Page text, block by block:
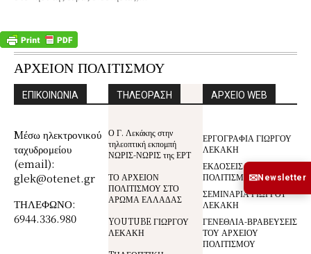
ΑΡΧΕΙΟΝ ΠΟΛΙΤΙΣΜΟΥ
ΕΠΙΚΟΙΝΩΝΙΑ
Mέσω ηλεκτρονικού
ταχυδρομείου
(email):
glek@otenet.gr
ΤΗΛΕΦΩΝΟ:
6944.336.980
ΤΗΛΕΟΡΑΣΗ
Ο Γ. Λεκάκης στην
τηλεοπτική εκπομπή
ΝΩΡΙΣ-ΝΩΡΙΣ της ΕΡΤ
ΤΟ ΑΡΧΕΙΟΝ
ΠΟΛΙΤΙΣΜΟΥ ΣΤΟ
ΑΡΩΜΑ ΕΛΛΑΔΑΣ
YOUTUBE ΓΙΩΡΓΟΥ
ΛΕΚΑΚΗ
ΑΡΧΕΙΟ WEB
ΕΡΓΟΓΡΑΦΙΑ ΓΙΩΡΓΟΥ
ΛΕΚΑΚΗ
ΕΚΔΟΣΕΙΣ ΑΡΧΕΙΟΥ
ΠΟΛΙΤΙΣΜΟΥ
ΣΕΜΙΝΑΡΙΑ ΓΙΩΡΓΟΥ
ΛΕΚΑΚΗ
ΓΕΝΕΘΛΙΑ-ΒΡΑΒΕΥΣΕΙΣ
ΤΟΥ ΑΡΧΕΙΟΥ
ΠΟΛΙΤΙΣΜΟΥ
✉Newsletter